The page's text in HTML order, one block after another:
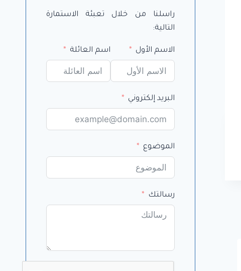
راسلنا من خلال تعبئة الاستمارة
التالية:
الاسم الأول اسم العائلة
البريد إلكتروني
الموضوع
رسالتك